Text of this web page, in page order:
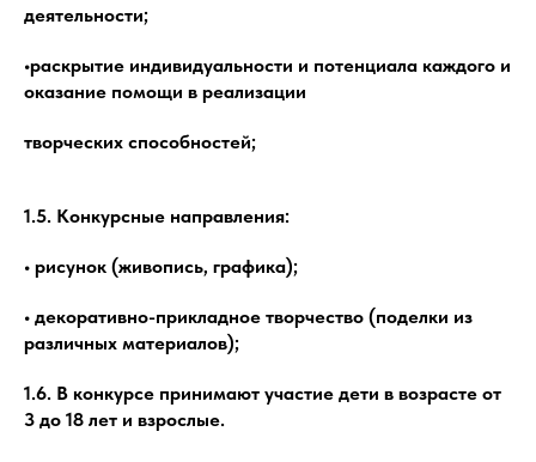
деятельности;
•раскрытие индивидуальности и потенциала каждого и
оказание помощи в реализации
творческих способностей;
1.5. Конкурсные направления:
• рисунок (живопись, графика);
• декоративно-прикладное творчество (поделки из
различных материалов);
1.6. В конкурсе принимают участие дети в возрасте от
3 до 18 лет и взрослые.